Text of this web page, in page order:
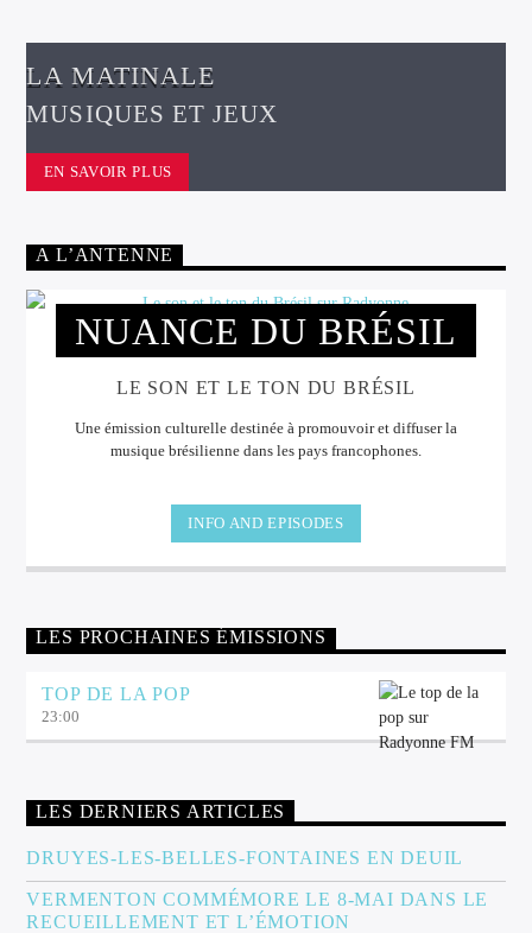
LA MATINALE
MUSIQUES ET JEUX
EN SAVOIR PLUS
A L’ANTENNE
NUANCE DU BRÉSIL
LE SON ET LE TON DU BRÉSIL
Une émission culturelle destinée à promouvoir et diffuser la
musique brésilienne dans les pays francophones.
INFO AND EPISODES
LES PROCHAINES ÉMISSIONS
TOP DE LA POP
23:00
LES DERNIERS ARTICLES
DRUYES-LES-BELLES-FONTAINES EN DEUIL
VERMENTON COMMÉMORE LE 8-MAI DANS LE
RECUEILLEMENT ET L’ÉMOTION